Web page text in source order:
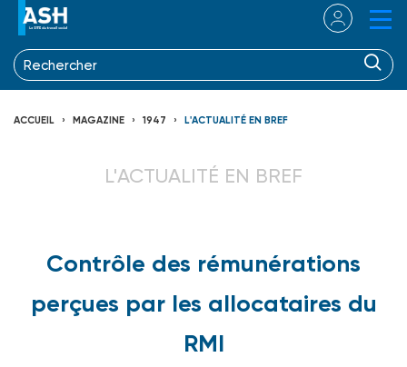
ACCUEIL MAGAZINE 1947 L'ACTUALITÉ EN BREF
L'ACTUALITÉ EN BREF
Contrôle des rémunérations
perçues par les allocataires du
RMI